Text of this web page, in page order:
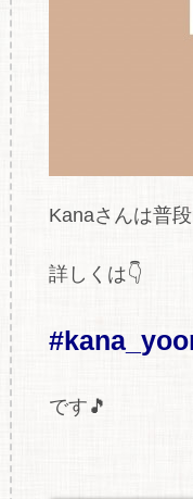
Kanaさんは普
詳しくは👇
です🎵